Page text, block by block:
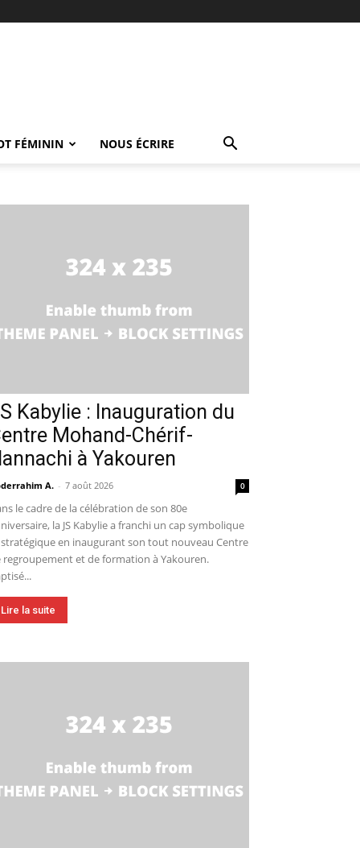
FÉMININ NOUS ÉCRIRE
Kabylie : Inauguration du
Mohand-Chérif-
à Yakouren
A. - 7 août 2026 0
le cadre de la célébration de son 80e
la JS Kabylie a franchi un cap symbolique
en inaugurant son tout nouveau Centre
regroupement et de formation à Yakouren.
Lire la suite